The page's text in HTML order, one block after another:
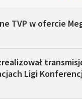
TVP w ofercie
Ligi